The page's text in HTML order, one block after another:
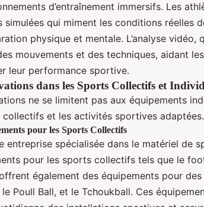
d’entraînement immersifs. Les
simulées qui miment les conditions réelles
physique et mentale. L’analyse vidéo,
mouvements et des techniques, aidant
leur performance sportive.
dans les Sports Collectifs et
ne se limitent pas aux équipements
collectifs et les activités sportives adaptées.
pour les Sports Collectifs
entreprise spécialisée dans le matériel de
pour les sports collectifs tels que le
également des équipements pour
Poull Ball, et le Tchoukball. Ces